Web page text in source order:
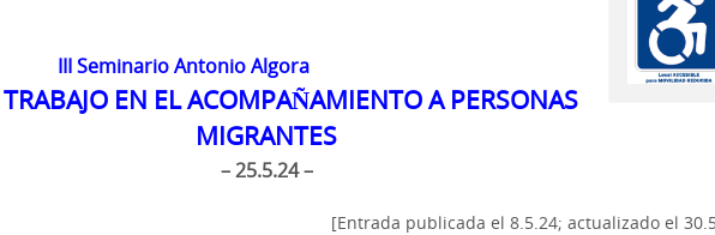
III Seminario Antonio Algora
EN EL ACOMPAÑAMIENTO A PERSONAS
MIGRANTES
– 25.5.24 –
[Entrada publicada el 8.5.24; actualizado el